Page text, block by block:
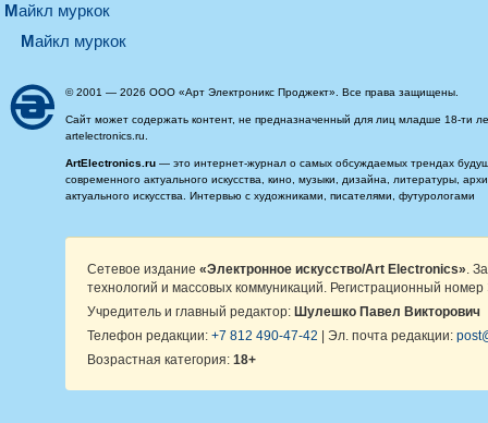
майкл муркок
майкл муркок
© 2001 — 2026 ООО «Арт Электроникс Проджект». Все права защищены.
Сайт может содержать контент, не предназначенный для лиц младше 18-ти
artelectronics.ru.
ArtElectronics.ru — это интернет-журнал о самых обсуждаемых трендах
современного актуального искусства, кино, музыки, дизайна, литературы,
актуального искусства. Интервью с художниками, писателями, футурологами
Сетевое издание «Электронное искусство/Art Electronics» .
технологий и массовых коммуникаций. Регистрационный
Учредитель и главный редактор: Шулешко Павел Викторович
Телефон редакции: +7 812 490-47-42 | Эл. почта редакции:
Возрастная категория: 18+